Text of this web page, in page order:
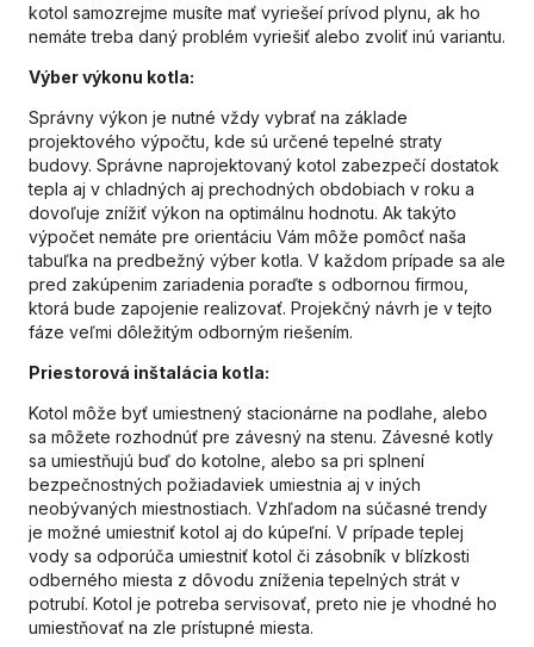
kotol samozrejme musíte mať vyriešeí prívod plynu, ak ho
nemáte treba daný problém vyriešiť alebo zvoliť inú variantu.
Výber výkonu kotla:
Správny výkon je nutné vždy vybrať na základe
projektového výpočtu, kde sú určené tepelné straty
budovy. Správne naprojektovaný kotol zabezpečí dostatok
tepla aj v chladných aj prechodných obdobiach v roku a
dovoľuje znížiť výkon na optimálnu hodnotu. Ak takýto
výpočet nemáte pre orientáciu Vám môže pomôcť naša
tabuľka na predbežný výber kotla. V každom prípade sa ale
pred zakúpenim zariadenia poraďte s odbornou firmou,
ktorá bude zapojenie realizovať. Projekčný návrh je v tejto
fáze veľmi dôležitým odborným riešením.
Priestorová inštalácia kotla:
Kotol môže byť umiestnený stacionárne na podlahe, alebo
sa môžete rozhodnúť pre závesný na stenu. Závesné kotly
sa umiestňujú buď do kotolne, alebo sa pri splnení
bezpečnostných požiadaviek umiestnia aj v iných
neobývaných miestnostiach. Vzhľadom na súčasné trendy
je možné umiestniť kotol aj do kúpeľní. V prípade teplej
vody sa odporúča umiestniť kotol či zásobník v blízkosti
odberného miesta z dôvodu zníženia tepelných strát v
potrubí. Kotol je potreba servisovať, preto nie je vhodné ho
umiestňovať na zle prístupné miesta.